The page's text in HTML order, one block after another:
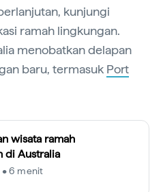
kunjungi
ramah lingkungan.
menobatkan delapan
baru, termasuk Port
wisata ramah
di Australia
• 6 menit